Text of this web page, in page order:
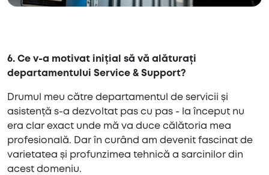
6. Ce v-a motivat inițial să vă alăturați
departamentului Service & Support?
Drumul meu către departamentul de servicii și
asistență s-a dezvoltat pas cu pas - la început nu
era clar exact unde mă va duce călătoria mea
profesională. Dar în curând am devenit fascinat de
varietatea și profunzimea tehnică a sarcinilor din
acest domeniu.